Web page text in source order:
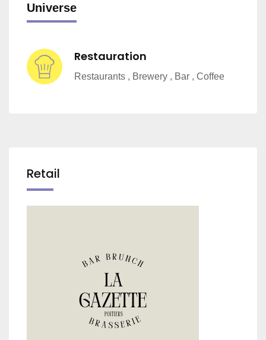
Universe
Restauration
Restaurants , Brewery , Bar , Coffee
Retail